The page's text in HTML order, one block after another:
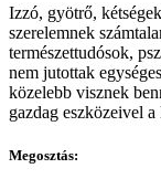
Izzó, gyötrő,
szerelemnek
természettudósok,
nem jutottak
közelebb visznek
gazdag eszközeivel
Megosztás: